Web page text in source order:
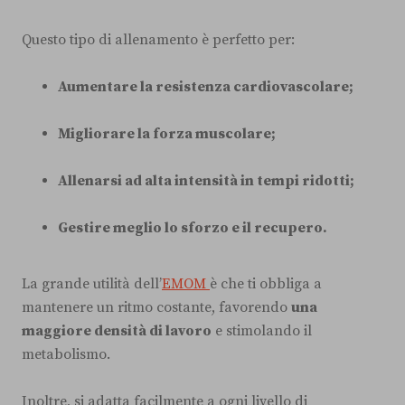
Questo tipo di allenamento è perfetto per:
Aumentare la resistenza cardiovascolare;
Migliorare la forza muscolare;
Allenarsi ad alta intensità in tempi ridotti;
Gestire meglio lo sforzo e il recupero.
La grande utilità dell’EMOM è che ti obbliga a
mantenere un ritmo costante, favorendo una
maggiore densità di lavoro e stimolando il
metabolismo.